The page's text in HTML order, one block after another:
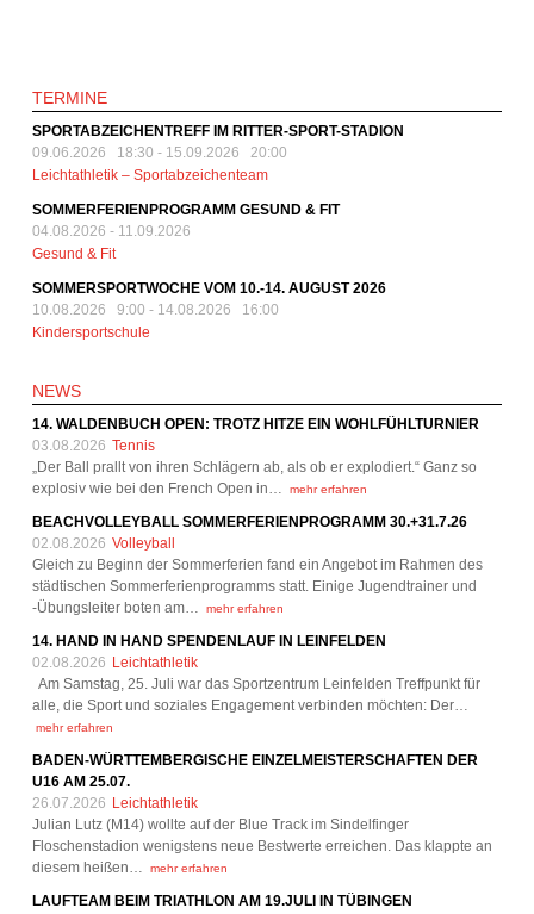
TERMINE
SPORTABZEICHENTREFF IM RITTER-SPORT-STADION
09.06.2026 18:30 - 15.09.2026 20:00
Leichtathletik – Sportabzeichenteam
SOMMERFERIENPROGRAMM GESUND & FIT
04.08.2026 - 11.09.2026
Gesund & Fit
SOMMERSPORTWOCHE VOM 10.-14. AUGUST 2026
10.08.2026 9:00 - 14.08.2026 16:00
Kindersportschule
NEWS
14. WALDENBUCH OPEN: TROTZ HITZE EIN WOHLFÜHLTURNIER
03.08.2026 Tennis
„Der Ball prallt von ihren Schlägern ab, als ob er explodiert.“ Ganz so
explosiv wie bei den French Open in…
mehr erfahren
BEACHVOLLEYBALL SOMMERFERIENPROGRAMM 30.+31.7.26
02.08.2026 Volleyball
Gleich zu Beginn der Sommerferien fand ein Angebot im Rahmen des
städtischen Sommerferienprogramms statt. Einige Jugendtrainer und
-Übungsleiter boten am…
mehr erfahren
14. HAND IN HAND SPENDENLAUF IN LEINFELDEN
02.08.2026 Leichtathletik
Am Samstag, 25. Juli war das Sportzentrum Leinfelden Treffpunkt für
alle, die Sport und soziales Engagement verbinden möchten: Der…
mehr erfahren
BADEN-WÜRTTEMBERGISCHE EINZELMEISTERSCHAFTEN DER
U16 AM 25.07.
26.07.2026 Leichtathletik
Julian Lutz (M14) wollte auf der Blue Track im Sindelfinger
Floschenstadion wenigstens neue Bestwerte erreichen. Das klappte an
diesem heißen…
mehr erfahren
LAUFTEAM BEIM TRIATHLON AM 19.JULI IN TÜBINGEN